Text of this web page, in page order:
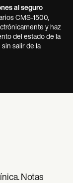
al seguro
CMS-1500,
y haz
del estado de la
salir de la
Notas